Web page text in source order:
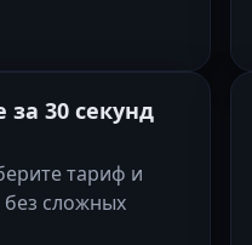
30 секунд
тариф и
сложных